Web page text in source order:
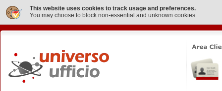
This website uses cookies to track usage and preferences.
You may choose to block non-essential and unknown cookies.